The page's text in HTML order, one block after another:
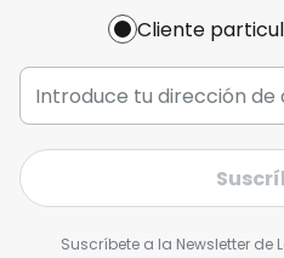
Cliente
Suscríbete a la Newsletter de